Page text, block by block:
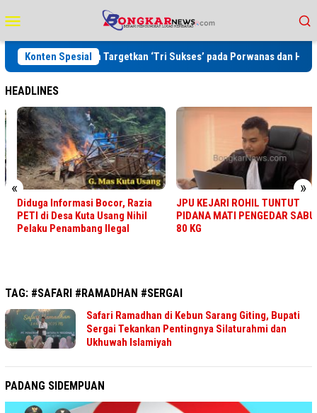
ke
kontenMobile
Konten SpesialTargetkan ‘Tri Sukses’ pada Porwanas dan HPN 2027
HEADLINES
« »
Diduga Informasi Bocor, Razia
PETI di Desa Kuta Usang Nihil
Pelaku Penambang Ilegal
JPU KEJARI ROHIL TUNTUT
PIDANA MATI PENGEDAR SABU
80 KG
TAG: #SAFARI #RAMADHAN #SERGAI
Safari Ramadhan di Kebun Sarang Giting, Bupati
Sergai Tekankan Pentingnya Silaturahmi dan
Ukhuwah Islamiyah
PADANG SIDEMPUAN